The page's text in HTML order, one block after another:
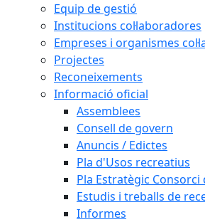
Equip de gestió
Institucions col·laboradores
Empreses i organismes
Projectes
Reconeixements
Informació oficial
Assemblees
Consell de govern
Anuncis / Edictes
Pla d'Usos recreatius
Pla Estratègic Consorci
Estudis i treballs de
Informes